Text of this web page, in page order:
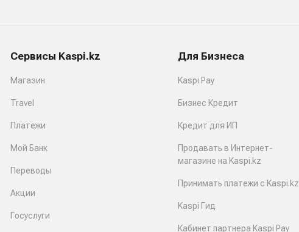
Сервисы Kaspi.kz
Магазин
Travel
Платежи
Мой Банк
Переводы
Акции
Госуслуги
Для Бизнеса
Kaspi Pay
Бизнес Кредит
Кредит для ИП
Продавать в Интернет-
магазине на Kaspi.kz
Принимать платежи с Kaspi.kz
Kaspi Гид
Кабинет партнера Kaspi Pay